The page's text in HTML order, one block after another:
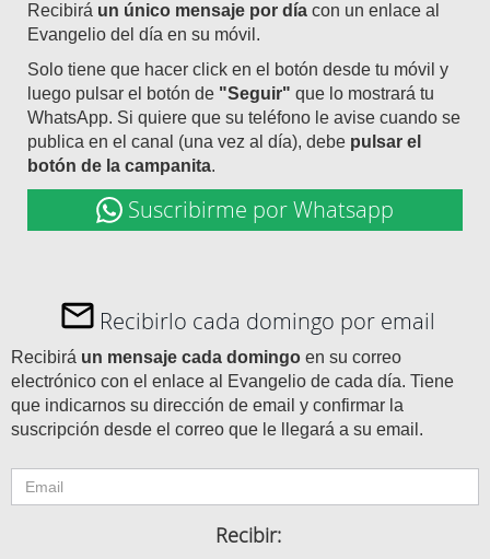
Recibirá un único mensaje por día con un enlace al
Evangelio del día en su móvil.
Solo tiene que hacer click en el botón desde tu móvil y
luego pulsar el botón de "Seguir" que lo mostrará tu
WhatsApp. Si quiere que su teléfono le avise cuando se
publica en el canal (una vez al día), debe pulsar el
botón de la campanita.
Suscribirme por Whatsapp
Recibirlo cada domingo por email
Recibirá un mensaje cada domingo en su correo
electrónico con el enlace al Evangelio de cada día. Tiene
que indicarnos su dirección de email y confirmar la
suscripción desde el correo que le llegará a su email.
Recibir: